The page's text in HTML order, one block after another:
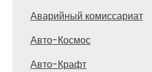
Аварийный комиссариат
Авто-Космос
Авто-Крафт